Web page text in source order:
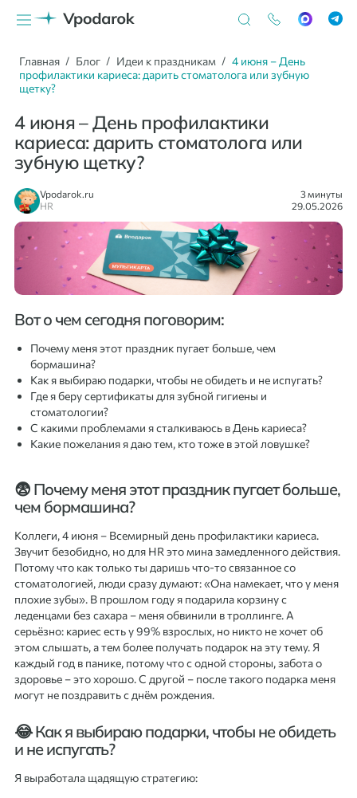
Главная Блог Идеи к праздникам
4 июня – День
профилактики кариеса: дарить стоматолога или зубную
щетку?
4 июня – День профилактики
кариеса: дарить стоматолога или
зубную щетку?
Vpodarok.ru
HR
3 минуты
29.05.2026
Вот о чем сегодня поговорим:
Почему меня этот праздник пугает больше, чем
бормашина?
Как я выбираю подарки, чтобы не обидеть и не испугать?
Где я беру сертификаты для зубной гигиены и
стоматологии?
С какими проблемами я сталкиваюсь в День кариеса?
Какие пожелания я даю тем, кто тоже в этой ловушке?
😨 Почему меня этот праздник пугает больше,
чем бормашина?
Коллеги, 4 июня – Всемирный день профилактики кариеса.
Звучит безобидно, но для HR это мина замедленного действия.
Потому что как только ты даришь что-то связанное со
стоматологией, люди сразу думают: «Она намекает, что у меня
плохие зубы». В прошлом году я подарила корзину с
леденцами без сахара – меня обвинили в троллинге. А
серьёзно: кариес есть у 99% взрослых, но никто не хочет об
этом слышать, а тем более получать подарок на эту тему. Я
каждый год в панике, потому что с одной стороны, забота о
здоровье – это хорошо. С другой – после такого подарка меня
могут не поздравить с днём рождения.
😂 Как я выбираю подарки, чтобы не обидеть
и не испугать?
Я выработала щадящую стратегию: